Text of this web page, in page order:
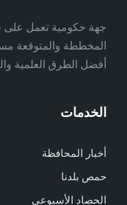
جهة حكومية تعمل على
المخططة والمتوقعة
أفضل الطرق العلمية
الخدمات
أخبار المحافظة
حمص بلدنا
الحصاد الأسبوعي